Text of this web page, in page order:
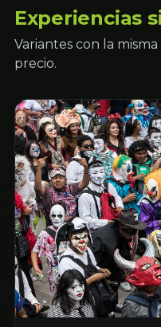
Experiencias
Variantes con la
precio.